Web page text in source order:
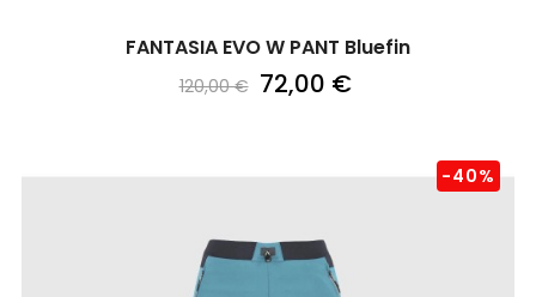
FANTASIA EVO W PANT Bluefin
120,00 € 72,00 €
-40%